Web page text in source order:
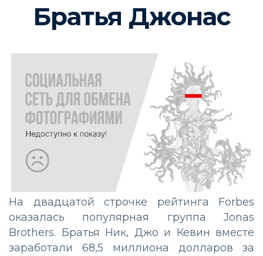
Братья Джонас
На двадцатой строчке рейтинга Forbes
оказалась популярная группа Jonas
Brothers. Братья Ник, Джо и Кевин вместе
заработали 68,5 миллиона долларов за